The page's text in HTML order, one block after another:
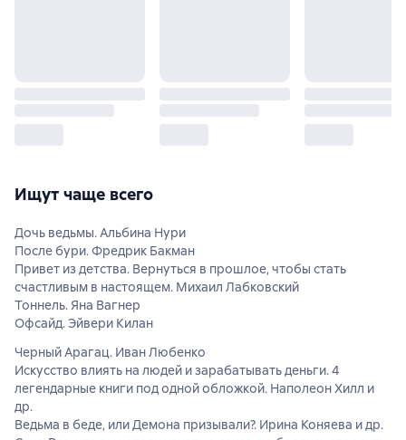
Ищут чаще всего
Дочь ведьмы. Альбина Нури
После бури. Фредрик Бакман
Привет из детства. Вернуться в прошлое, чтобы стать
счастливым в настоящем. Михаил Лабковский
Тоннель. Яна Вагнер
Офсайд. Эйвери Килан
Черный Арагац. Иван Любенко
Искусство влиять на людей и зарабатывать деньги. 4
легендарные книги под одной обложкой. Наполеон Хилл и
др.
Ведьма в беде, или Демона призывали?. Ирина Коняева и др.